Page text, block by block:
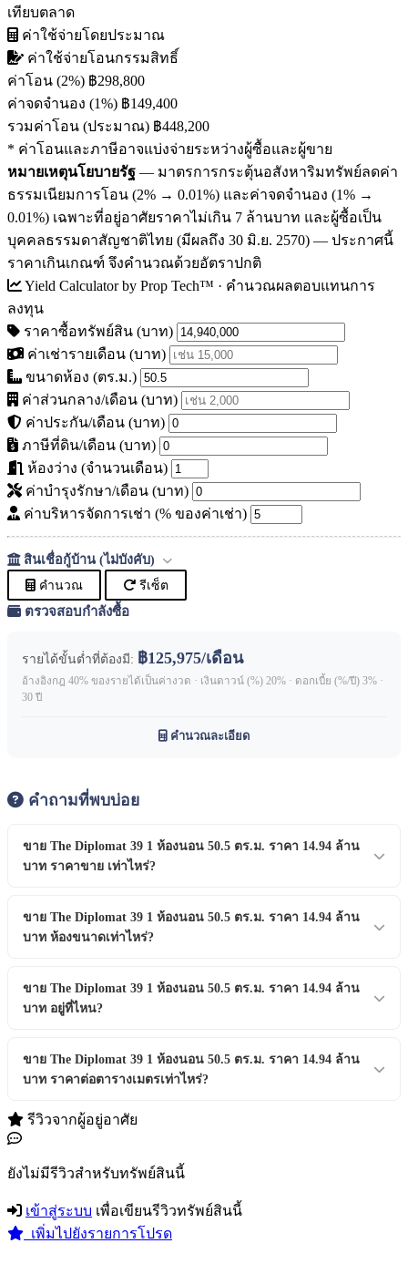
เทียบตลาด
ค่าใช้จ่ายโดยประมาณ
ค่าใช้จ่ายโอนกรรมสิทธิ์
ค่าโอน (2%) ฿298,800
ค่าจดจำนอง (1%) ฿149,400
รวมค่าโอน (ประมาณ) ฿448,200
* ค่าโอนและภาษีอาจแบ่งจ่ายระหว่างผู้ซื้อและผู้ขาย
หมายเหตุนโยบายรัฐ — มาตรการกระตุ้นอสังหาริมทรัพย์ลดค่า
ธรรมเนียมการโอน (2% → 0.01%) และค่าจดจำนอง (1% →
0.01%) เฉพาะที่อยู่อาศัยราคาไม่เกิน 7 ล้านบาท และผู้ซื้อเป็น
บุคคลธรรมดาสัญชาติไทย (มีผลถึง 30 มิ.ย. 2570) — ประกาศนี้
ราคาเกินเกณฑ์ จึงคำนวณด้วยอัตราปกติ
Yield Calculatorby Prop Tech™ · คำนวณผลตอบแทนการ
ลงทุน
ราคาซื้อทรัพย์สิน (บาท)
ค่าเช่ารายเดือน (บาท)
ขนาดห้อง (ตร.ม.)
ค่าส่วนกลาง/เดือน (บาท)
ค่าประกัน/เดือน (บาท)
ภาษีที่ดิน/เดือน (บาท)
ห้องว่าง (จำนวนเดือน)
ค่าบำรุงรักษา/เดือน (บาท)
ค่าบริหารจัดการเช่า (% ของค่าเช่า)
สินเชื่อกู้บ้าน (ไม่บังคับ)
คำนวณ
รีเซ็ต
ตรวจสอบกำลังซื้อ
รายได้ขั้นต่ำที่ต้องมี: ฿125,975/เดือน
อ้างอิงกฎ 40% ของรายได้เป็นค่างวด · เงินดาวน์ (%) 20% · ดอกเบี้ย (%/ปี) 3% ·
30 ปี
คำนวณละเอียด
คำถามที่พบบ่อย
ขาย The Diplomat 39 1 ห้องนอน 50.5 ตร.ม. ราคา 14.94 ล้าน
บาท ราคาขาย เท่าไหร่?
ขาย The Diplomat 39 1 ห้องนอน 50.5 ตร.ม. ราคา 14.94 ล้าน
บาท ห้องขนาดเท่าไหร่?
ขาย The Diplomat 39 1 ห้องนอน 50.5 ตร.ม. ราคา 14.94 ล้าน
บาท อยู่ที่ไหน?
ตั้งอยู่ที่ เขต/อำเภอ วัฒนา จังหวัดกรุงเทพมหานคร วัฒนา,
กรุงเทพมหานคร
ขาย The Diplomat 39 1 ห้องนอน 50.5 ตร.ม. ราคา 14.94 ล้าน
บาท ราคาต่อตารางเมตรเท่าไหร่?
ราคาต่อตารางเมตร ฿295,841 บาท/ตร.ม.
รีวิวจากผู้อยู่อาศัย
ยังไม่มีรีวิวสำหรับทรัพย์สินนี้
เข้าสู่ระบบ เพื่อเขียนรีวิวทรัพย์สินนี้
เพิ่มไปยังรายการโปรด